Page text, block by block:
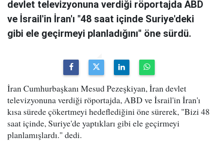
devlet televizyonuna verdiği röportajda ABD
ve İsrail'in İran'ı "48 saat içinde Suriye'deki
gibi ele geçirmeyi planladığını" öne sürdü.
İran Cumhurbaşkanı Mesud Pezeşkiyan, İran devlet
televizyonuna verdiği röportajda, ABD ve İsrail'in İran'ı
kısa sürede çökertmeyi hedeflediğini öne sürerek, "Bizi 48
saat içinde, Suriye'de yaptıkları gibi ele geçirmeyi
planlamışlardı." dedi.